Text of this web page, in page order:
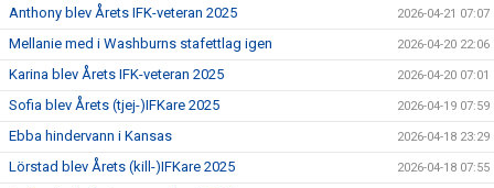
Anthony blev Årets IFK-veteran 2025 2026-04-21 07:07
Mellanie med i Washburns stafettlag igen 2026-04-20 22:06
Karina blev Årets IFK-veteran 2025 2026-04-20 07:01
Sofia blev Årets (tjej-)IFKare 2025 2026-04-19 07:59
Ebba hindervann i Kansas 2026-04-18 23:29
Lörstad blev Årets (kill-)IFKare 2025 2026-04-18 07:55